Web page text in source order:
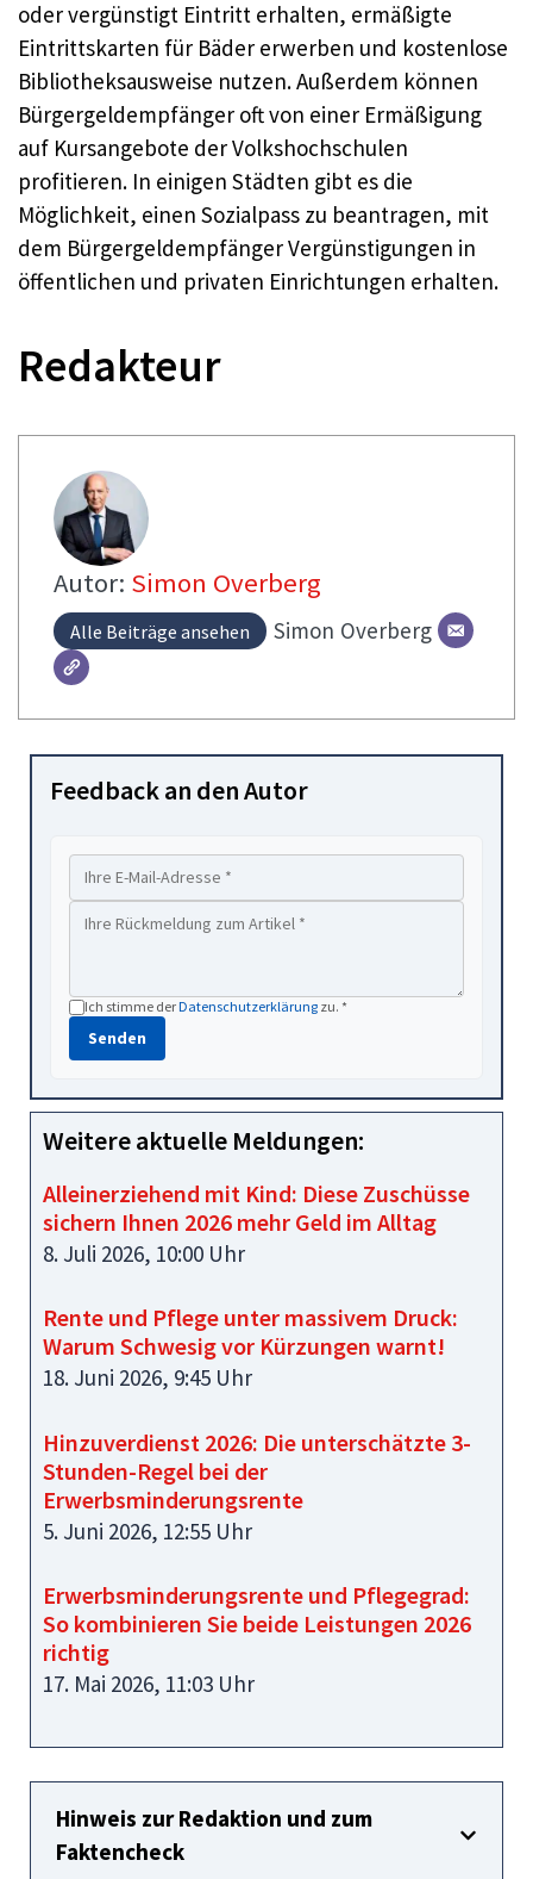
oder vergünstigt Eintritt erhalten, ermäßigte
Eintrittskarten für Bäder erwerben und kostenlose
Bibliotheksausweise nutzen. Außerdem können
Bürgergeldempfänger oft von einer Ermäßigung
auf Kursangebote der Volkshochschulen
profitieren. In einigen Städten gibt es die
Möglichkeit, einen Sozialpass zu beantragen, mit
dem Bürgergeldempfänger Vergünstigungen in
öffentlichen und privaten Einrichtungen erhalten.
Redakteur
Autor: Simon Overberg
Alle Beiträge ansehen Simon Overberg
Feedback an den Autor
Ich stimme derDatenschutzerklärung zu. *
Senden
Weitere aktuelle Meldungen:
Alleinerziehend mit Kind: Diese Zuschüsse
sichern Ihnen 2026 mehr Geld im Alltag
8. Juli 2026, 10:00 Uhr
Rente und Pflege unter massivem Druck:
Warum Schwesig vor Kürzungen warnt!
18. Juni 2026, 9:45 Uhr
Hinzuverdienst 2026: Die unterschätzte 3-
Stunden-Regel bei der
Erwerbsminderungsrente
5. Juni 2026, 12:55 Uhr
Erwerbsminderungsrente und Pflegegrad:
So kombinieren Sie beide Leistungen 2026
richtig
17. Mai 2026, 11:03 Uhr
Hinweis zur Redaktion und zum
Faktencheck